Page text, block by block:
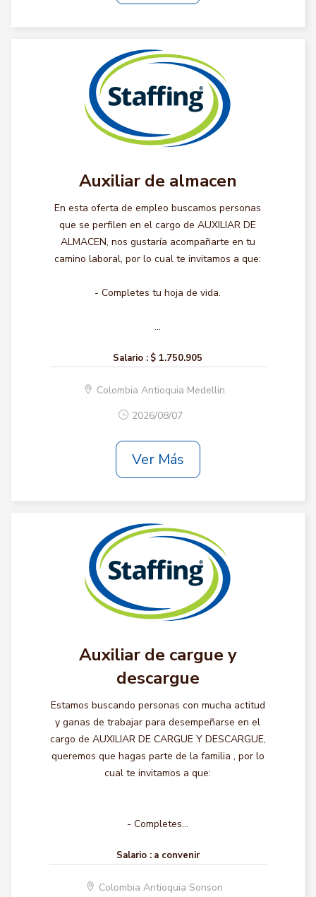
Auxiliar de almacen
En esta oferta de empleo buscamos personas
que se perfilen en el cargo de AUXILIAR DE
ALMACEN, nos gustaría acompañarte en tu
camino laboral, por lo cual te invitamos a que:
- Completes tu hoja de vida.
...
Salario : $ 1.750.905
Colombia Antioquia Medellin
2026/08/07
Ver Más
Auxiliar de cargue y
descargue
Estamos buscando personas con mucha actitud
y ganas de trabajar para desempeñarse en el
cargo de AUXILIAR DE CARGUE Y DESCARGUE,
queremos que hagas parte de la familia , por lo
cual te invitamos a que:
- Completes...
Salario : a convenir
Colombia Antioquia Sonson